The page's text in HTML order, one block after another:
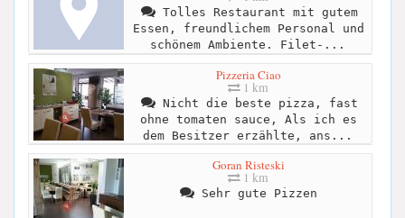
Tolles Restaurant mit gutem
Essen, freundlichem Personal und
schönem Ambiente. Filet-...
Pizzeria Ciao
1 km
Nicht die beste pizza, fast
ohne tomaten sauce, Als ich es
dem Besitzer erzählte, ans...
Goran Risteski
1 km
Sehr gute Pizzen